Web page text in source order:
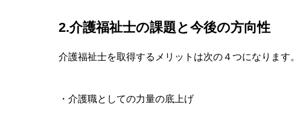
2.介護福祉士の課題と今後の方向性
介護福祉士を取得するメリットは次の４つになります。
・介護職としての力量の底上げ